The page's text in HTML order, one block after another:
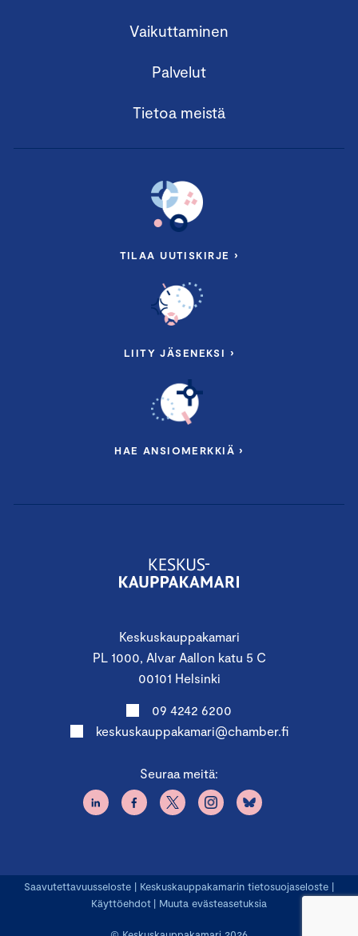
Keskuskauppakamari
PL 1000, Alvar Aallon katu 5 C
00101 Helsinki
09 4242 6200
keskuskauppakamari@chamber.fi
Seuraa meitä:
Vaikuttaminen
Palvelut
Tietoa meistä
TILAA UUTISKIRJE ›
LIITY JÄSENEKSI ›
HAE ANSIOMERKKIÄ ›
Saavutettavuusseloste | Keskuskauppakamarin tietosuojaseloste |
Käyttöehdot | Muuta evästeasetuksia